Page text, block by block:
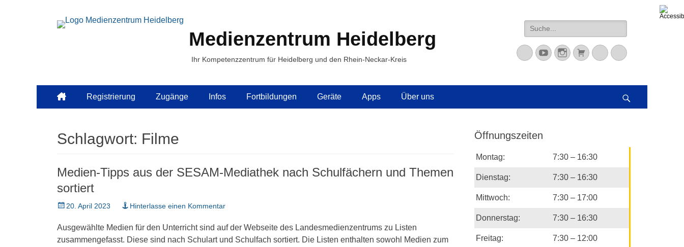
Medienzentrum Heidelberg
Ihr Kompetenzzentrum für Heidelberg und den Rhein-Neckar-Kreis
Suche
nach:
Mastodon
YouTubeInstagramWarenkorb
CloudPeertube
Primäres
Menü
Zum
Inhalt
Registrierung Zugänge Infos Fortbildungen Geräte Apps Über uns
Schlagwort: Filme
Medien-Tipps aus der SESAM-Mediathek nach Schulfächern und Themen
sortiert
Veröffentlicht
20. April 2023 Hinterlasse einen Kommentar
Ausgewählte Medien für den Unterricht sind auf der Webseite des Landesmedienzentrums zu Listen
zusammengefasst. Diese sind nach Schulart und Schulfach sortiert. Die Listen enthalten sowohl Medien zum
Öffnungszeiten
Montag: 7:30 – 16:30
Dienstag: 7:30 – 16:30
Mittwoch: 7:30 – 17:00
Donnerstag: 7:30 – 16:30
Freitag: 7:30 – 12:00